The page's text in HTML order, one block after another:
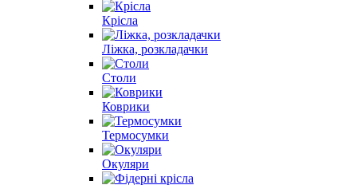
Крісла
Ліжка, розкладачки
Столи
Коврики
Термосумки
Окуляри